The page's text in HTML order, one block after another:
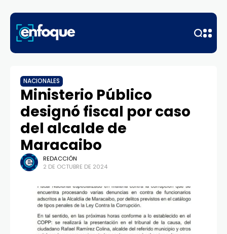
NACIONALES
Ministerio Público
designó fiscal por caso
del alcalde de
Maracaibo
REDACCIÓN
2 DE OCTUBRE DE 2024